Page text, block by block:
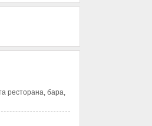
ресторана, бара,